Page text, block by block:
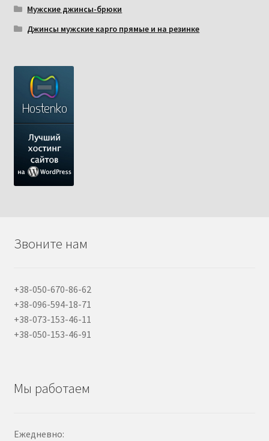
Мужские джинсы-брюки
Джинсы мужские карго прямые и на резинке
Звоните нам
+38-050-670-86-62
+38-096-594-18-71
+38-073-153-46-11
+38-050-153-46-91
Мы работаем
Ежедневно: